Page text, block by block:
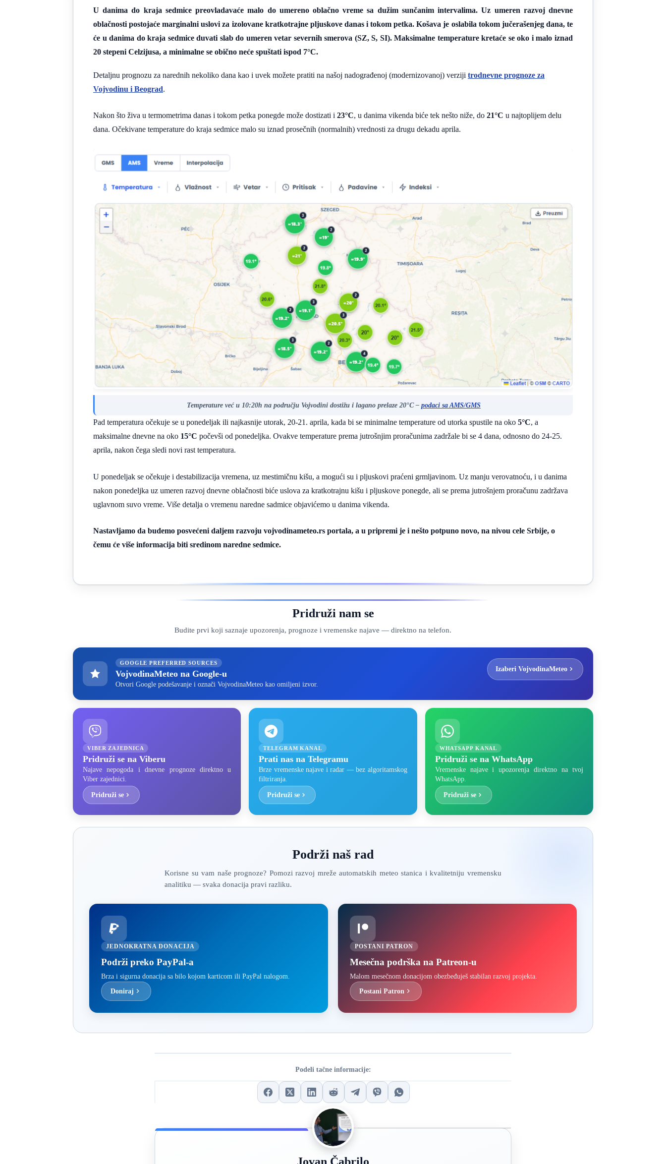
U danima do kraja sedmice preovladavaće malo do umereno oblačno vreme sa dužim sunčanim intervalima. Uz umeren razvoj dnevne
oblačnosti postojaće marginalni uslovi za izolovane kratkotrajne pljuskove danas i tokom petka. Košava je oslabila tokom jučerašenjeg dana, te
će u danima do kraja sedmice duvati slab do umeren vetar severnih smerova (SZ, S, SI). Maksimalne temperature kretaće se oko i malo iznad
20 stepeni Celzijusa, a minimalne se obično neće spuštati ispod 7°C.
Detaljnu prognozu za narednih nekoliko dana kao i uvek možete pratiti na našoj nadograđenoj (modernizovanoj) verziji trodnevne prognoze za
Vojvodinu i Beograd.
Nakon što živa u termometrima danas i tokom petka ponegde može dostizati i 23°C, u danima vikenda biće tek nešto niže, do 21°C u najtoplijem delu
dana. Očekivane temperature do kraja sedmice malo su iznad prosečnih (normalnih) vrednosti za drugu dekadu aprila.
Temperature već u 10:20h na području Vojvodini dostižu i lagano prelaze 20°C – podaci sa AMS/GMS
Pad temperatura očekuje se u ponedeljak ili najkasnije utorak, 20-21. aprila, kada bi se minimalne temperature od utorka spustile na oko 5°C, a
maksimalne dnevne na oko 15°C počevši od ponedeljka. Ovakve temperature prema jutrošnjim proračunima zadržale bi se 4 dana, odnosno do 24-25.
aprila, nakon čega sledi novi rast temperatura.
U ponedeljak se očekuje i destabilizacija vremena, uz mestimičnu kišu, a mogući su i pljuskovi praćeni grmljavinom. Uz manju verovatnoću, i u danima
nakon ponedeljka uz umeren razvoj dnevne oblačnosti biće uslova za kratkotrajnu kišu i pljuskove ponegde, ali se prema jutrošnjem proračunu zadržava
uglavnom suvo vreme. Više detalja o vremenu naredne sadmice objavićemo u danima vikenda.
Nastavljamo da budemo posvećeni daljem razvoju vojvodinameteo.rs portala, a u pripremi je i nešto potpuno novo, na nivou cele Srbije, o
čemu će više informacija biti sredinom naredne sedmice.
Pridruži nam se
Budite prvi koji saznaje upozorenja, prognoze i vremenske najave — direktno na telefon.
GOOGLE PREFERRED SOURCES
VojvodinaMeteo na Google-u
Otvori Google podešavanje i označi VojvodinaMeteo kao omiljeni izvor.
Izaberi VojvodinaMeteo
VIBER ZAJEDNICA
Pridruži se na Viberu
Najave nepogoda i dnevne prognoze direktno u
Viber zajednici.
Pridruži se
TELEGRAM KANAL
Prati nas na Telegramu
Brze vremenske najave i radar — bez algoritamskog
filtriranja.
Pridruži se
WHATSAPP KANAL
Pridruži se na WhatsApp
Vremenske najave i upozorenja direktno na tvoj
WhatsApp.
Pridruži se
Podrži naš rad
Korisne su vam naše prognoze? Pomozi razvoj mreže automatskih meteo stanica i kvalitetniju vremensku
analitiku — svaka donacija pravi razliku.
JEDNOKRATNA DONACIJA
Podrži preko PayPal-a
Brza i sigurna donacija sa bilo kojom karticom ili PayPal nalogom.
Doniraj
POSTANI PATRON
Mesečna podrška na Patreon-u
Malom mesečnom donacijom obezbeđuješ stabilan razvoj projekta.
Postani Patron
Podeli tačne informacije:
Jovan Čabrilo